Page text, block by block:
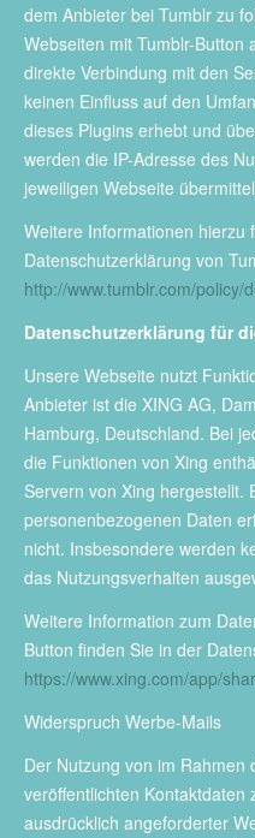
dem Anbieter bei Tumblr zu
Webseiten mit Tumblr-Button
direkte Verbindung mit den
keinen Einfluss auf den
dieses Plugins erhebt und
werden die IP-Adresse des
jeweiligen Webseite
Weitere Informationen hierzu
Datenschutzerklärung von
http://www.tumblr.com/policy/
Datenschutzerklärung für
Unsere Webseite nutzt
Anbieter ist die XING AG,
Hamburg, Deutschland. Bei
die Funktionen von Xing
Servern von Xing hergestellt.
personenbezogenen Daten
nicht. Insbesondere werden
das Nutzungsverhalten
Weitere Information zum
Button finden Sie in der
https://www.xing.com/app/
Widerspruch Werbe-Mails
Der Nutzung von im Rahmen
veröffentlichten
ausdrücklich angeforderter